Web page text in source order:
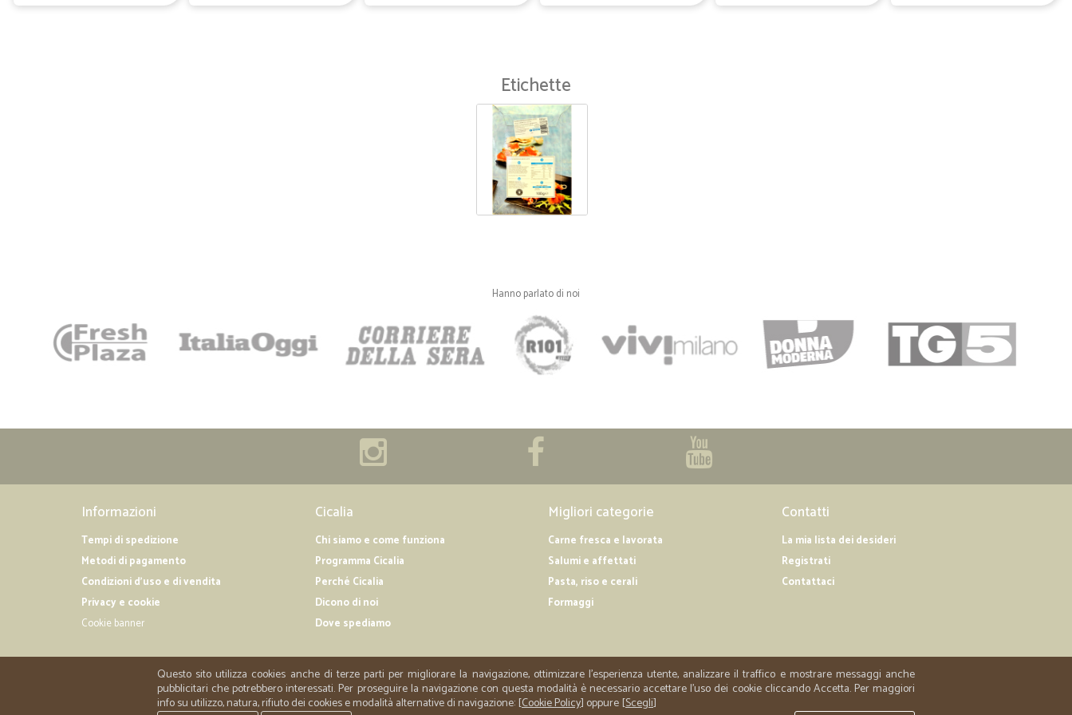
Veramente bravi
Molto soddisfatta.
Consegna véloce puntuale. Imballo eccellente. Molto soddisfatta.
Ordine arrivato puntuale e ben…
Etichette
Hanno parlato di noi
Informazioni
Tempi di spedizione
Metodi di pagamento
Condizioni d'uso e di vendita
Privacy e cookie
Cookie banner
Cicalia
Chi siamo e come funziona
Programma Cicalia
Perché Cicalia
Dicono di noi
Dove spediamo
Migliori categorie
Carne fresca e lavorata
Salumi e affettati
Pasta, riso e cerali
Formaggi
Contatti
La mia lista dei desideri
Registrati
Contattaci
Questo sito utilizza cookies anche di terze parti per migliorare la navigazione, ottimizzare l'esperienza utente, analizzare il traffico e mostrare messaggi anche
pubblicitari che potrebbero interessati. Per proseguire la navigazione con questa modalità è necessario accettare l'uso dei cookie cliccando Accetta. Per maggiori
info su utilizzo, natura, rifiuto dei cookies e modalità alternative di navigazione: [Cookie Policy] oppure [Scegli]